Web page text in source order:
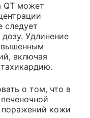
QT может
следует
Удлинение
включая
о том, что в
поражений кожи